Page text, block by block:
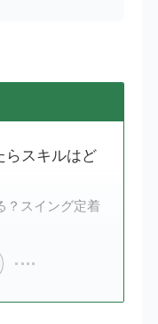
らスキルはど
？スイング定着